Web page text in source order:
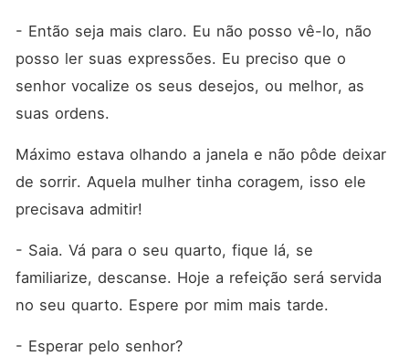
- Então seja mais claro. Eu não posso vê-lo, não
posso ler suas expressões. Eu preciso que o
senhor vocalize os seus desejos, ou melhor, as
suas ordens.
Máximo estava olhando a janela e não pôde deixar
de sorrir. Aquela mulher tinha coragem, isso ele
precisava admitir!
- Saia. Vá para o seu quarto, fique lá, se
familiarize, descanse. Hoje a refeição será servida
no seu quarto. Espere por mim mais tarde.
- Esperar pelo senhor?